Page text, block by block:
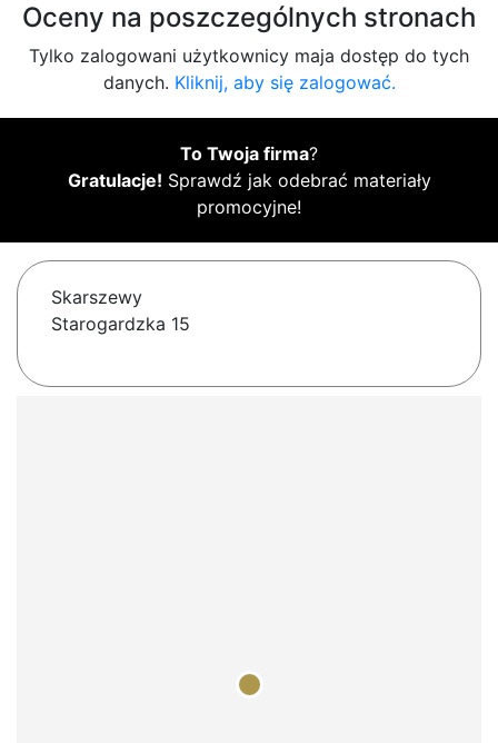
Oceny na poszczególnych stronach
Tylko zalogowani użytkownicy maja dostęp do tych
danych. Kliknij, aby się zalogować.
To Twoja firma?
Gratulacje! Sprawdź jak odebrać materiały
promocyjne!
Skarszewy
Starogardzka 15